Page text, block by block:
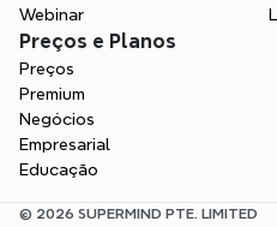
Webinar
Preços e Planos
Preços
Premium
Negócios
Empresarial
Educação
© 2026 SUPERMIND PTE. LIMITED